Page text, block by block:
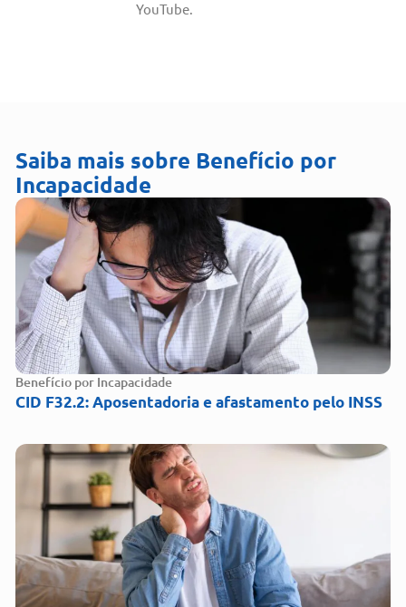
YouTube.
Saiba mais sobre Benefício por
Incapacidade
Benefício por Incapacidade
CID F32.2: Aposentadoria e afastamento pelo INSS